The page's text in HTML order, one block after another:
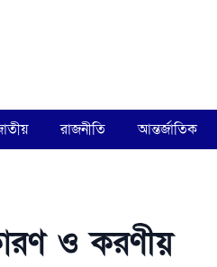
রাজনীতি আন্তর্জাতিক
ও করণীয়